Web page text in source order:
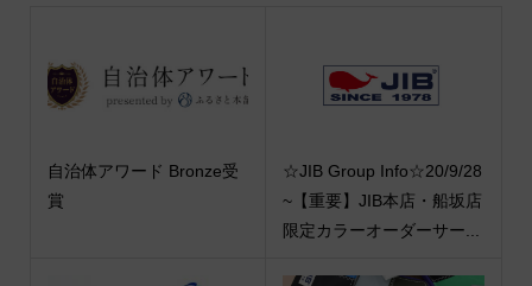
自治体アワード Bronze受
賞
☆JIB Group Info☆20/9/28
~【重要】JIB本店・船坂店
限定カラーオーダーサー...